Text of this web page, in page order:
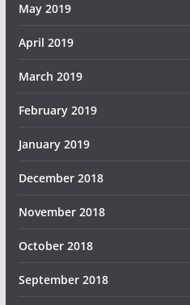
May 2019
April 2019
March 2019
February 2019
January 2019
December 2018
November 2018
October 2018
September 2018